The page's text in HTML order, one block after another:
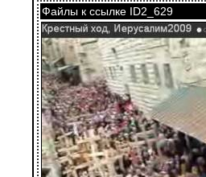
Файлы к ссылке ID2_629